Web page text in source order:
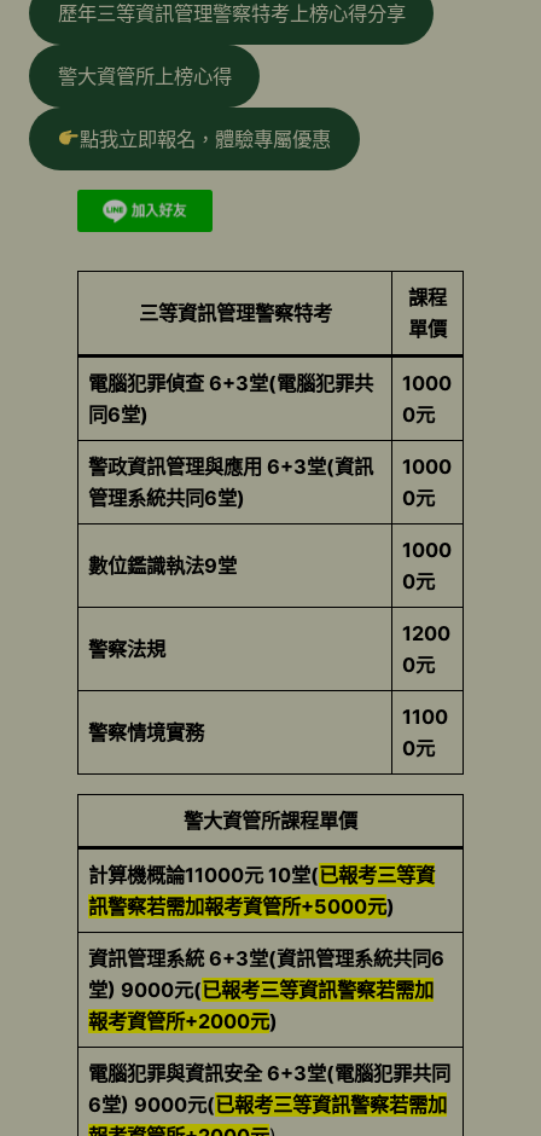
歷年三等資訊管理警察特考上榜心得分享
警大資管所上榜心得
點我立即報名，體驗專屬優惠
三等資訊管理警察特考
課程
單價
電腦犯罪偵查 6+3堂(電腦犯罪共
同6堂)
1000
0元
警政資訊管理與應用 6+3堂(資訊
管理系統共同6堂)
1000
0元
數位鑑識執法9堂
1000
0元
警察法規
1200
0元
警察情境實務
1100
0元
警大資管所課程單價
計算機概論11000元 10堂(已報考三等資
訊警察若需加報考資管所+5000元)
資訊管理系統 6+3堂(資訊管理系統共同6
堂) 9000元(已報考三等資訊警察若需加
報考資管所+2000元)
電腦犯罪與資訊安全 6+3堂(電腦犯罪共同
6堂) 9000元(已報考三等資訊警察若需加